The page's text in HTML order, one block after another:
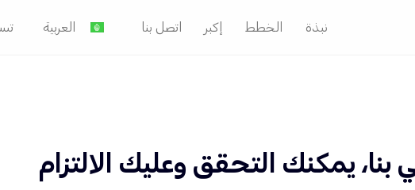
نبذة الخطط إكبر اتصل بنا العربية